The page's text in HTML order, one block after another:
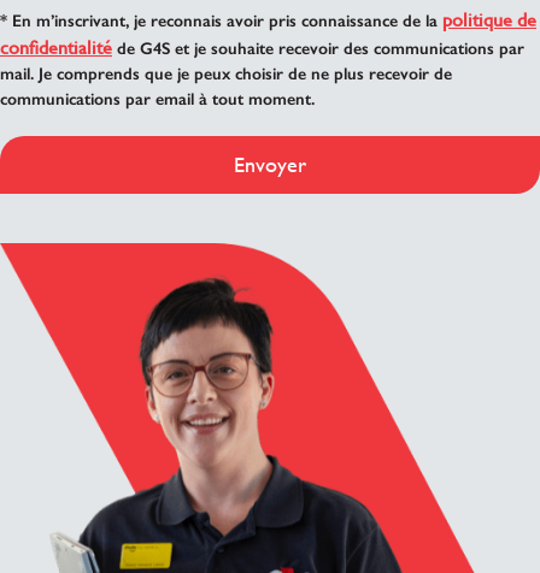
* En m’inscrivant, je reconnais avoir pris connaissance de la politique de
confidentialité de G4S et je souhaite recevoir des communications par
mail. Je comprends que je peux choisir de ne plus recevoir de
communications par email à tout moment.
Envoyer